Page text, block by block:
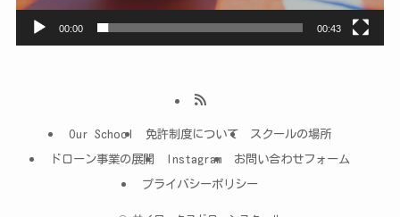
00:00 00:43
Our School 免許制度について
スクールの場所
ドローン事業の展開
Instagram
お問い合わせフォーム
プライバシーポリシー